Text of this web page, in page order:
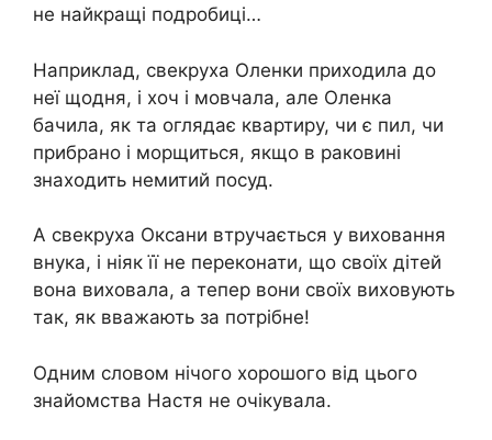
не найкращі подробиці…
Наприклад, свекруха Оленки приходила до
неї щодня, і хоч і мовчала, але Оленка
бачила, як та оглядає квартиру, чи є пил, чи
прибрано і морщиться, якщо в раковині
знаходить немитий посуд.
А свекруха Оксани втручається у виховання
внука, і ніяк її не переконати, що своїх дітей
вона виховала, а тепер вони своїх виховують
так, як вважають за потрібне!
Одним словом нічого хорошого від цього
знайомства Настя не очікувала.